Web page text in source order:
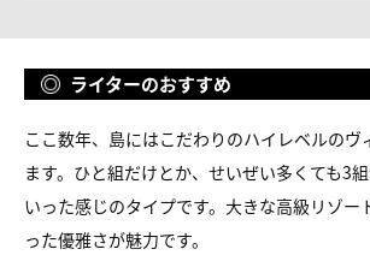
ライターのおすすめ
ここ数年、島にはこだわりのハイレベルのヴ
ます。ひと組だけとか、せいぜい多くても3
いった感じのタイプです。大きな高級リゾー
った優雅さが魅力です。